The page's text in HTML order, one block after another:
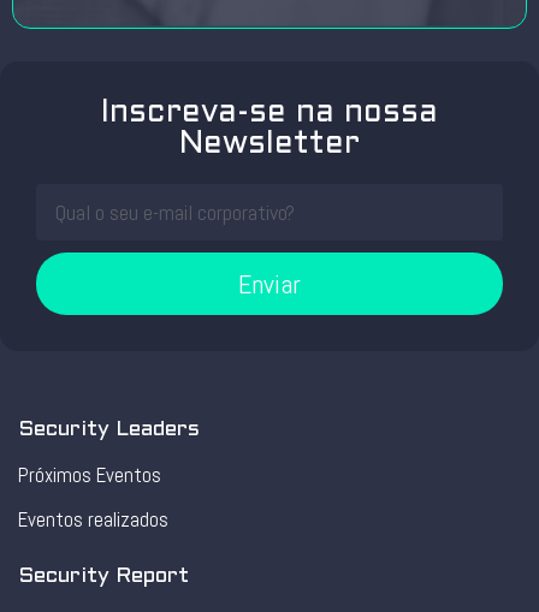
Inscreva-se na nossa
Newsletter
Enviar
Security Leaders
Próximos Eventos
Eventos realizados
Security Report